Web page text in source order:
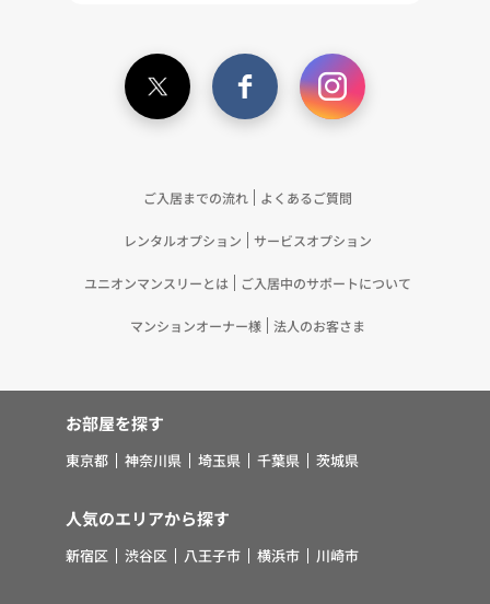
ご入居までの流れ よくあるご質問
レンタルオプション サービスオプション
ユニオンマンスリーとは ご入居中のサポートについて
マンションオーナー様 法人のお客さま
お部屋を探す
東京都 神奈川県 埼玉県 千葉県 茨城県
人気のエリアから探す
新宿区 渋谷区 八王子市 横浜市 川崎市